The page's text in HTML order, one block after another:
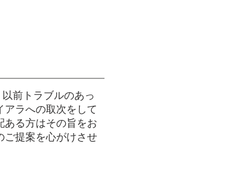
前トラブルのあっ
ラへの取次をして
ある方はその旨をお
ご提案を心がけさせ